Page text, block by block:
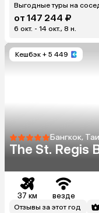
Выгодные туры на
от 147 244 ₽
6 окт. - 14 окт., 8 н.
Кешбэк + 5 449
Бангкок,
The St. Regis
37 км везде
Отзывы за этот год